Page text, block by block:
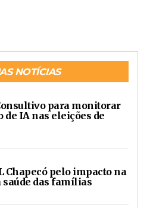
NOTÍCIAS
para monitorar
de IA nas eleições de
Chapecó pelo impacto na
das famílias